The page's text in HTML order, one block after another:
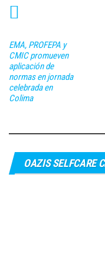
EMA, PROFEPA y
CMIC promueven
aplicación de
normas en jornada
celebrada en
Colima
OAZIS SELFCARE